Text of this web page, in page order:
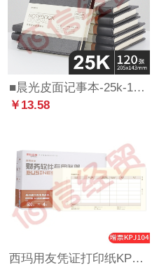
■晨光皮面记事本-25k-120页-黑-APYD2K78A
￥13.58
西玛用友凭证打印纸KPJ104激光数外记账凭证纸打印纸增票规格尺寸记账凭证纸 用友软件 KPJ104 2000份/箱（整箱售）